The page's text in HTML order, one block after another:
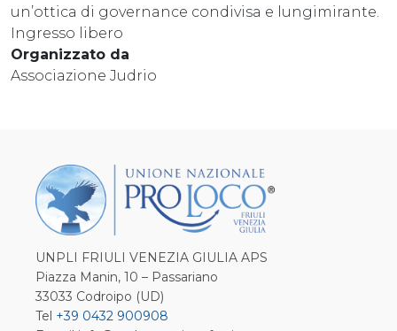
un’ottica di governance condivisa e lungimirante.
Ingresso libero
Organizzato da
Associazione Judrio
UNPLI FRIULI VENEZIA GIULIA APS
Piazza Manin, 10 – Passariano
33033 Codroipo (UD)
Tel +39 0432 900908